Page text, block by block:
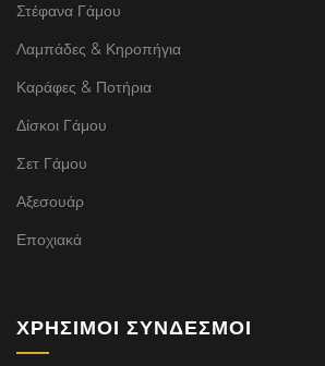
Στέφανα Γάμου
Λαμπάδες & Κηροπήγια
Καράφες & Ποτήρια
Δίσκοι Γάμου
Σετ Γάμου
Αξεσουάρ
Εποχιακά
ΧΡΉΣΙΜΟΙ ΣΎΝΔΕΣΜΟΙ